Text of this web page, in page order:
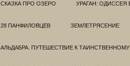
СКАЗКА ПРО ОЗЕРО УРАГАН: ОДИССЕЯ
28 ПАНФИЛОВЦЕВ ЗЕМЛЕТРЯСЕНИЕ
АЛЬДАБРА. ПУТЕШЕСТВИЕ К